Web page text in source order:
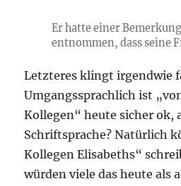
Er hatte einer
entnommen, dass seine
Letzteres klingt irgendwie
Umgangssprachlich ist
Kollegen“ heute sicher ok,
Schriftsprache? Natürlich
Kollegen Elisabeths“
würden viele das heute als